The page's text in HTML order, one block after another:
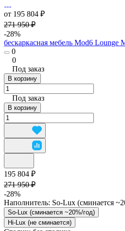
от 195 804 ₽
271 950 ₽
-28%
бескаркасная мебель Mod6
0
0
Под заказ
В корзину
Под заказ
В корзину
195 804 ₽
271 950 ₽
-28%
Наполнитель: So-Lux (cминается
So-Lux (cминается ~20%/год)
Hi-Lux (не сминается)